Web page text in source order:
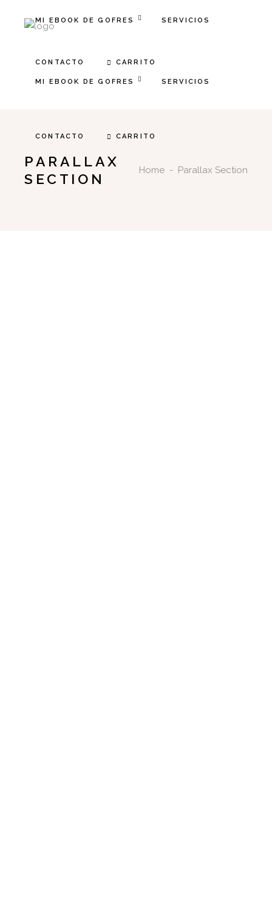
MI EBOOK DE GOFRES SERVICIOS
CONTACTO CARRITO
MI EBOOK DE GOFRES SERVICIOS
CONTACTO CARRITO
PARALLAX
SECTION
Home - Parallax Section